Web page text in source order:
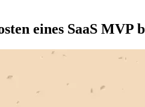
eines SaaS MVP